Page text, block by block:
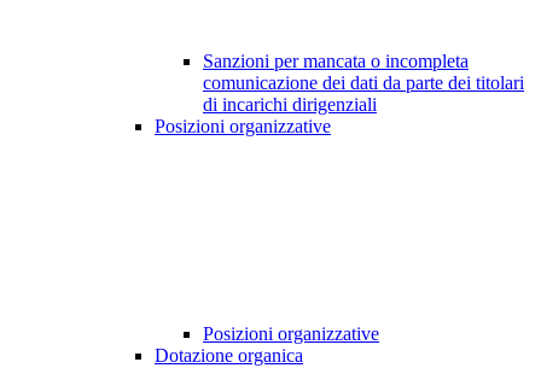
Sanzioni per mancata o incompleta
comunicazione dei dati da parte dei titolari
di incarichi dirigenziali
Posizioni organizzative
Posizioni organizzative
Dotazione organica